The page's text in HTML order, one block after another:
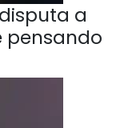
a
pensando